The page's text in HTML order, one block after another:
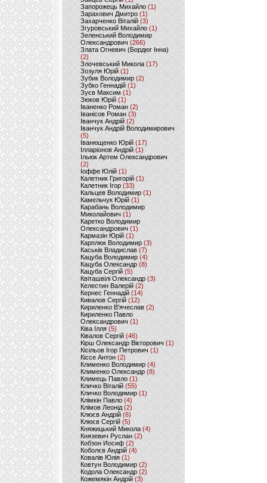
Запорожець Михайло (1)
Зарахович Дмитро (1)
Захарченко Віталій (3)
Згуровський Михайло (1)
Зеленський Володимир
Олександрович (266)
Злата Огневич (Бордюг Інна)
(2)
Злочевський Микола(17)
Зозуля Юрій (1)
Зубик Володимир (2)
Зубко Геннадій (1)
Зуєв Максим(1)
Зюков Юрій (1)
Іваненко Роман (2)
Іванісов Роман (3)
Іванчук Андрій(2)
Іванчук Андрій Володимирович
(5)
Іванющенко Юрій (17)
Ілларіонов Андрій (1)
Ільюк Артем Олександрович
(2)
Іоффе Юлій (1)
Калетник Григорій(1)
Калетник Ігор (33)
Кальцев Володимир(1)
Камельчук Юрій (1)
Карабань Володимир
Миколайович (1)
Каретко Володимир
Олександрович (1)
Кармазін Юрій(1)
Карплюк Володимир(3)
Каськів Владислав (7)
Кацуба Володимир (4)
Кацуба Олександр (8)
Кацуба Сергій (5)
Квіташвілі Олександр(3)
Келестин Валерій(2)
Кернес Геннадій (14)
Кивалов Сергій (12)
Кириленко В’ячеслав (2)
Кириленко Павло
Олександрович (1)
Ківа Ілля (5)
Ківалов Сергій(46)
Кірш Олександр Вікторович (1)
Кісільов Ігор Петрович (1)
Кіссе Антон (2)
Клименко Володимир(4)
Клименко Олександр (8)
Климець Павло (1)
Кличко Віталій(55)
Кличко Володимир (1)
Клімкін Павло (4)
Клімов Леонід(2)
Клюєв Андрій(6)
Клюєв Сергій (5)
Княжицький Микола(4)
Князевич Руслан (2)
Кобзон Иосиф(2)
Коболєв Андрій (4)
Ковалів Юлія(1)
Ковтун Володимир (2)
Кодола Олександр (2)
Кожемякін Андрій (3)